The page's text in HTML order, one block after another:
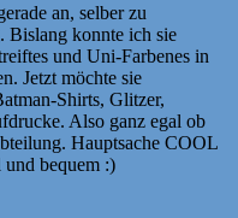
an, selber zu
Bislang konnte ich sie
und Uni-Farbenes in
Jetzt möchte sie
Shirts, Glitzer,
Also ganz egal ob
Hauptsache COOL
bequem :)